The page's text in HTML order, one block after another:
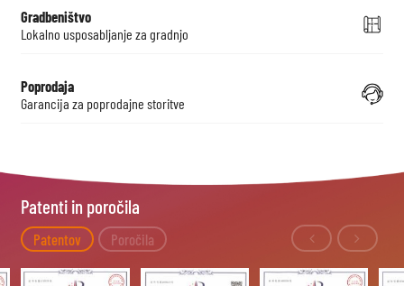
Gradbeništvo
Lokalno usposabljanje za gradnjo
Poprodaja
Garancija za poprodajne storitve
Patenti in poročila
Patentov Poročila